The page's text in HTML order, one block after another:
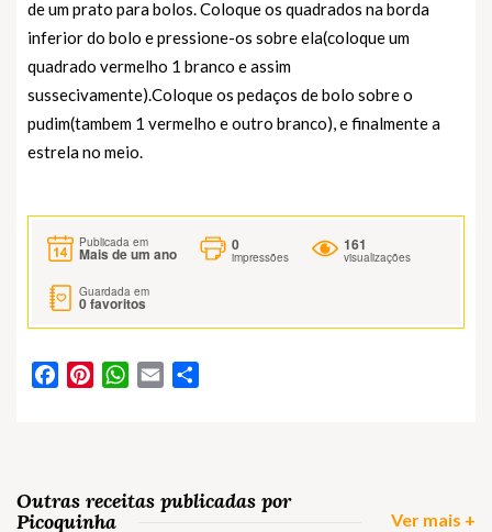
de um prato para bolos. Coloque os quadrados na borda
inferior do bolo e pressione-os sobre ela(coloque um
quadrado vermelho 1 branco e assim
sussecivamente).Coloque os pedaços de bolo sobre o
pudim(tambem 1 vermelho e outro branco), e finalmente a
estrela no meio.
Publicada em
Mais de um ano
0
impressões
161
visualizações
Guardada em
0favoritos
FacebookPinterestWhatsApp
Email
Outras receitas publicadas por
Picoquinha
Ver mais +